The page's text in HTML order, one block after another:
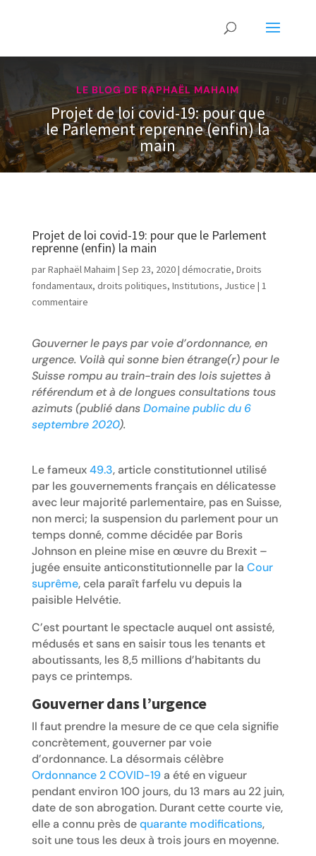
LE BLOG DE RAPHAËL MAHAIM
Projet de loi covid-19: pour que
le Parlement reprenne (enfin) la
main
Projet de loi covid-19: pour que le Parlement
reprenne (enfin) la main
parRaphaël Mahaim | Sep 23, 2020| démocratie, Droits
fondamentaux, droits politiques, Institutions, Justice | 1
commentaire
Gouverner le pays par voie d’ordonnance, en
urgence. Voilà qui sonne bien étrange(r) pour le
Suisse rompu au train-train des lois sujettes à
référendum et à de longues consultations tous
azimuts (publié dansDomaine public du 6
septembre 2020).
Le fameux49.3, article constitutionnel utilisé
par les gouvernements français en délicatesse
avec leur majorité parlementaire, pas en Suisse,
non merci; la suspension du parlement pour un
temps donné, comme décidée par Boris
Johnson en pleine mise en œuvre du Brexit –
jugée ensuite anticonstitutionnelle par la Cour
suprême, cela paraît farfelu vu depuis la
paisible Helvétie.
C’est pourtant le spectacle auquel ont assisté,
médusés et sans en saisir tous les tenants et
aboutissants, les 8,5 millions d’habitants du
pays ce printemps.
Gouverner dans l’urgence
Il faut prendre la mesure de ce que cela signifie
concrètement, gouverner par voie
d’ordonnance. La désormais célèbre
Ordonnance 2 COVID-19a été en vigueur
pendant environ 100 jours, du 13 mars au 22 juin,
date de son abrogation. Durant cette courte vie,
elle a connu près dequarante modifications,
soit une tous les deux à trois jours en moyenne.